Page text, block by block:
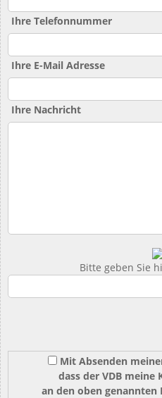
Ihre Telefonnummer
Ihre E-Mail Adresse
Ihre Nachricht
Bitte geben Sie
Mit Absenden
dass der VDB
an den oben